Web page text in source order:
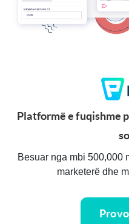
Platformë e fuqishme
Besuar nga mbi 500,000
marketerë dhe